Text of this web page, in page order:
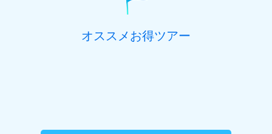
オススメお得ツアー